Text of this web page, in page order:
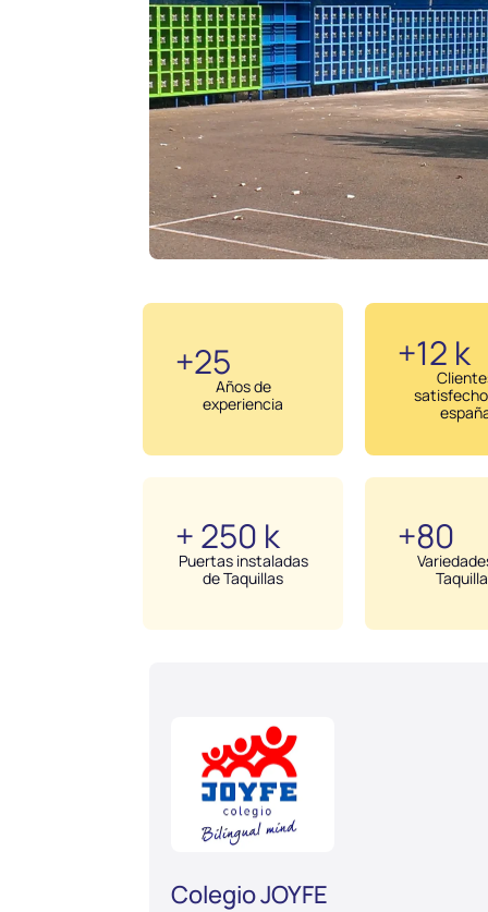
+25
Años de
experiencia
+12 k
+ 250 k
Puertas instaladas
de Taquillas
+80
Colegio JOYFE